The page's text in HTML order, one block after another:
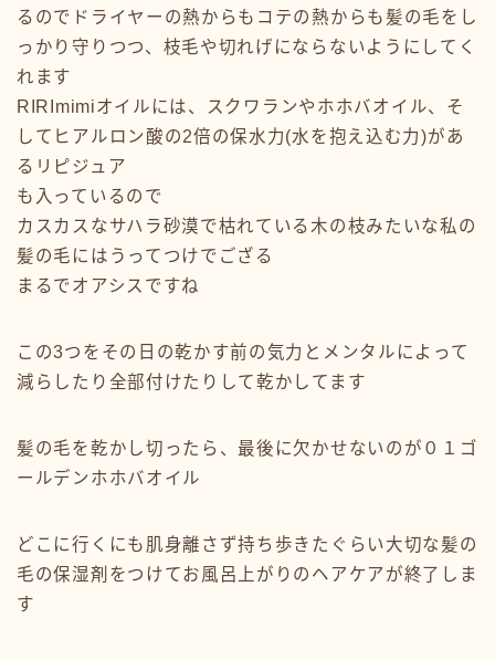
るのでドライヤーの熱からもコテの熱からも髪の毛をし
っかり守りつつ、枝毛や切れげにならないようにしてく
れます
RIRImimiオイルには、スクワランやホホバオイル、そ
してヒアルロン酸の2倍の保水力(水を抱え込む力)があ
るリピジュア
も入っているので
カスカスなサハラ砂漠で枯れている木の枝みたいな私の
髪の毛にはうってつけでござる
まるでオアシスですね
この3つをその日の乾かす前の気力とメンタルによって
減らしたり全部付けたりして乾かしてます
髪の毛を乾かし切ったら、最後に欠かせないのが０１ゴ
ールデンホホバオイル
どこに行くにも肌身離さず持ち歩きたぐらい大切な髪の
毛の保湿剤をつけてお風呂上がりのヘアケアが終了しま
す